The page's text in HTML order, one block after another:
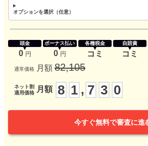
オプションを選択（任意）
頭金
0 円
ボーナス払い
0 円
各種税金
コミ
自賠責
コミ
通常価格 月額 82,105
ネット割
適用価格
月額 8 1 , 7 3 0
今すぐ無料で審査に進